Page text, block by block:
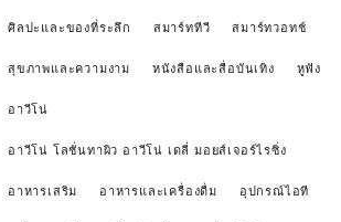
ศิลปะและของที่ระลึก สมาร์ททีวี สมาร์ทวอทช์
สุขภาพและความงาม หนังสือและสื่อบันเทิง หูฟัง
อาวีโน่
อาวีโน่ โลชั่นทาผิว อาวีโน่ เดลี่ มอยส์เจอร์ไรซิ่ง
อาหารเสริม อาหารและเครื่องดื่ม อุปกรณ์ไอที